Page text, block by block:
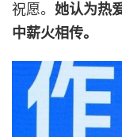
祝愿。 她认为热
中薪火相传。